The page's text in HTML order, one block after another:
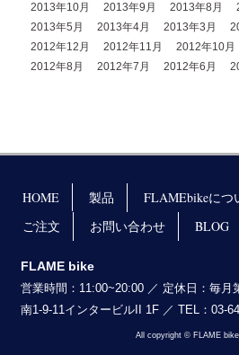
2013年10月
2013年9月 2013年8月
2013年5月
2013年4月 2013年3月
2012年12月
2012年11月 2012年10月
2012年8月
2012年7月 2012年6月
HOME 製品 FLAMEbikeにつ
ご注文
お問い合わせ BLOG
FLAME bike
営業時間：11:00~20:00 ／ 定休日：毎月
南1-9-11インタービルII 1F ／ TEL：03-
All copyright © FLAME bike